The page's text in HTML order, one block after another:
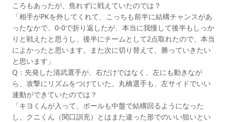
ころもあったが、焦れずに戦えていたのでは？
「相手がPKを外してくれて、こっちも前半に結構チャンスがあ
ったなかで、0-0で折り返したが、本当に我慢して後半もしっか
りと戦えたと思うし、後半にチームとして2点取れたので、本当
によかったと思います。また次に切り替えて、勝っていきたい
と思います」
Q：先発した清武選手が、右だけではなく、左にも動きなが
ら、攻撃にリズムをつけていた。丸橋選手も、左サイドでいい
連動ができていたのでは？
「キヨくんが入って、ボールも中盤で結構回るようになった
し、クニくん（関口訓充）とはまた違った形でのいい狙いとい